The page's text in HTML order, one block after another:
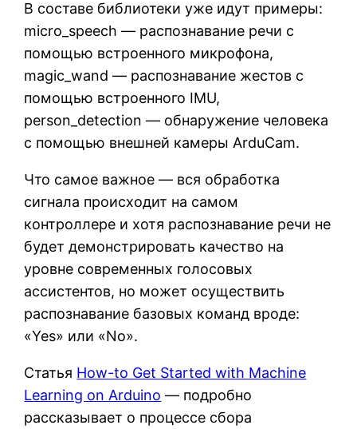
В составе библиотеки уже идут примеры:
micro_speech — распознавание речи с
помощью встроенного микрофона,
magic_wand — распознавание жестов с
помощью встроенного IMU,
person_detection — обнаружение человека
с помощью внешней камеры ArduCam.
Что самое важное — вся обработка
сигнала происходит на самом
контроллере и хотя распознавание речи не
будет демонстрировать качество на
уровне современных голосовых
ассистентов, но может осуществить
распознавание базовых команд вроде:
«Yes» или «No».
Статья How-to Get Started with Machine
Learning on Arduino — подробно
рассказывает о процессе сбора